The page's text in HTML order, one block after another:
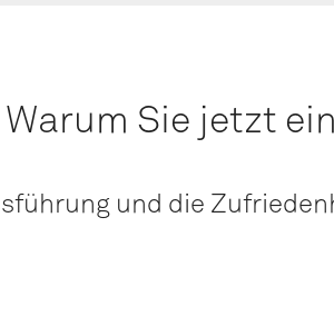
War­um Sie jetzt
und die